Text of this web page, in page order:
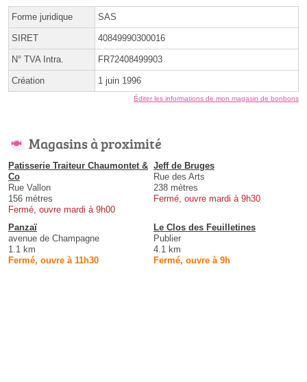
Forme juridique SAS
SIRET 40849990300016
N° TVA Intra. FR72408499903
Création 1 juin 1996
Éditer les informations de mon magasin de bonbons
Magasins à proximité
Patisserie Traiteur Chaumontet &
Co
Rue Vallon
156 mètres
Fermé, ouvre mardi à 9h00
Jeff de Bruges
Rue des Arts
238 mètres
Fermé, ouvre mardi à 9h30
Panzaï
avenue de Champagne
1.1 km
Fermé, ouvre à 11h30
Le Clos des Feuilletines
Publier
4.1 km
Fermé, ouvre à 9h